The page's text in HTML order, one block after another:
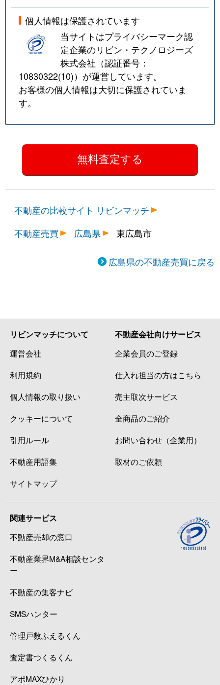
個人情報は保護されています
当サイトはプライバシーマーク認
定企業のリビン・テクノロジーズ
株式会社（認証番号：
10830322(10)）が運営しています。
お客様の個人情報は大切に保護されていま
す。
不動産の比較サイト リビンマッチ
不動産売買
広島県 東広島市
広島県の不動産売買に戻る
リビンマッチについて
運営会社
利用規約
個人情報の取り扱い
クッキーについて
引用ルール
不動産用語集
サイトマップ
不動産会社向けサービス
企業会員のご登録
仕入れ担当の方はこちら
売主取次サービス
全商品のご紹介
お問い合わせ（企業用）
取材のご依頼
関連サービス
不動産売却の窓口
不動産業界M&A相談センタ
ー
不動産の集客ナビ
SMSハンター
管理戸数ふえるくん
査定書つくるくん
アポMAXひかり